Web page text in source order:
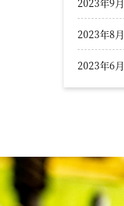
2023年9月
2023年8月
2023年6月